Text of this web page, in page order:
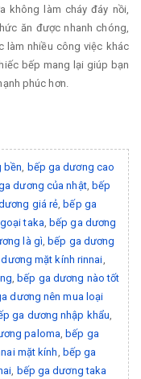
không làm cháy đáy nồi,
ăn được nhanh chóng,
làm nhiều công việc khác
bếp mang lại giúp bạn
phúc hơn.
bền bếp ga dương cao
dương của nhật, bếp
giá rẻ ,bếp ga
taka ,bếp ga dương
là gì ,bếp ga dương
mặt kính rinnai
,bếp ga dương nào tốt
dương nên mua loại
ga dương nhập khẩu
paloma ,bếp ga
mặt kính bếp ga
bếp ga dương taka